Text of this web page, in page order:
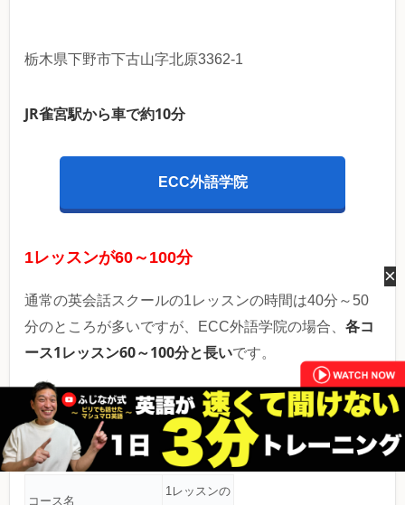
栃木県下野市下古山字北原3362-1
JR雀宮駅から車で約10分
ECC外語学院
1レッスンが60～100分
通常の英会話スクールの1レッスンの時間は40分～50
分のところが多いですが、ECC外語学院の場合、 各コ
ース1レッスン60～100分と長いです。
フリータイムレッスンの場合は、自由予約制のレッス
ン形式で1レッスン40分と柔軟なコースもあります。
コース名
1レッスンの
×